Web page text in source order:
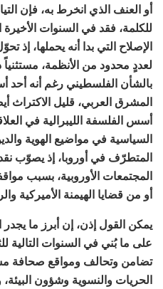
أو العنف الذي انخرط به، فإن
للكلمة، فقد في السنوات
الإصلاح التي بدا أنه يحملها، إذ
لعددٍ محدود من الأنظمة، مستثنياً
بالشأن الفلسطيني رغم أنه أحد
المشرق العربي، قليل الاكتراث
أسس الفلسفة الليبرالية في
السياسية في مواضيع الهوية
المتطرّف في أوروبا، إذ يصوّب
المجتمعات الأوروبية، بسبب
أو من قضايا الهيمنة الأميركية
يمكن القول إذن، إن أبرز ما يجدر
على ما بُني في السنوات التالية
تضامن وتحالف ومواقع صحافة
الحريات والنسوية وشؤون